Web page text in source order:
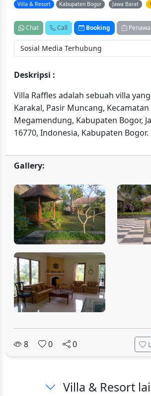
Villa & Resort Kabupaten Bogor Jawa Barat
Chat Call Booking
Sosial Media Terhubung
Deskripsi :
Villa Raffles adalah sebuah villa
Karakal, Pasir Muncang, Kecamatan
Megamendung, Kabupaten Bogor,
16770, Indonesia, Kabupaten Bogor.
Gallery:
8 0 0
Villa & Resort